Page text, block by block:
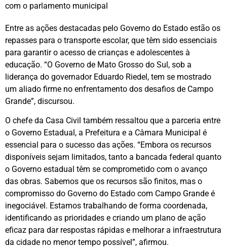
com o parlamento municipal
Entre as ações destacadas pelo Governo do Estado estão os
repasses para o transporte escolar, que têm sido essenciais
para garantir o acesso de crianças e adolescentes à
educação. “O Governo de Mato Grosso do Sul, sob a
liderança do governador Eduardo Riedel, tem se mostrado
um aliado firme no enfrentamento dos desafios de Campo
Grande”, discursou.
O chefe da Casa Civil também ressaltou que a parceria entre
o Governo Estadual, a Prefeitura e a Câmara Municipal é
essencial para o sucesso das ações. “Embora os recursos
disponíveis sejam limitados, tanto a bancada federal quanto
o Governo estadual têm se comprometido com o avanço
das obras. Sabemos que os recursos são finitos, mas o
compromisso do Governo do Estado com Campo Grande é
inegociável. Estamos trabalhando de forma coordenada,
identificando as prioridades e criando um plano de ação
eficaz para dar respostas rápidas e melhorar a infraestrutura
da cidade no menor tempo possível”, afirmou.